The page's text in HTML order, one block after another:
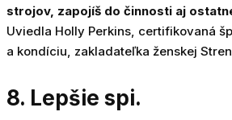
strojov, zapojíš do činnosti aj
Uviedla Holly Perkins, certifikovaná
a kondíciu, zakladateľka ženskej
8. Lepšie spi.